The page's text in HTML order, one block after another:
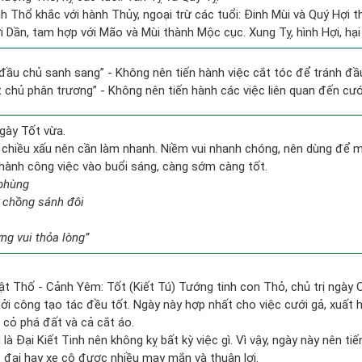
Thổ khắc với hành Thủy, ngoại trừ các tuổi: Đinh Mùi và Quý Hợi
Dần, tam hợp với Mão và Mùi thành Mộc cục. Xung Tỵ, hình Hợi,
chủ sanh sang” - Không nên tiến hành việc cắt tóc để tránh
chủ phân trương” - Không nên tiến hành các việc liên quan đến
Tốt vừa.
xấu nên cần làm nhanh. Niềm vui nhanh chóng, nên dùng để
công việc vào buổi sáng, càng sớm càng tốt.
chồng sánh đôi
vui thỏa lòng”
Thố - Cảnh Yêm: Tốt (Kiết Tú) Tướng tinh con Thỏ, chủ trị ngày
công tạo tác đều tốt. Ngày này hợp nhất cho việc cưới gả, xuất
phá đất và cả cắt áo.
là Đại Kiết Tinh nên không kỵ bất kỳ việc gì. Vì vậy, ngày này nên
hay xe cộ được nhiều may mắn và thuận lợi.